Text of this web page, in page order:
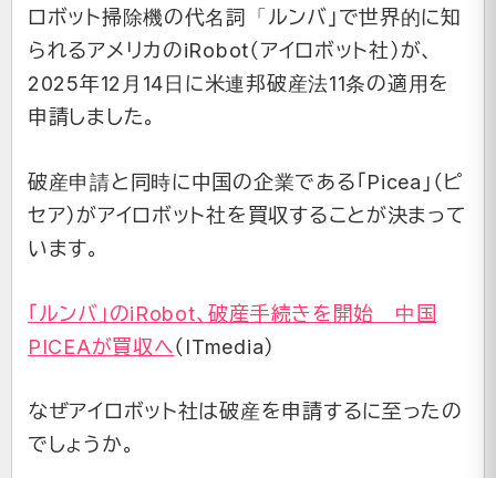
ロボット掃除機の代名詞「ルンバ」で世界的に知
られるアメリカのiRobot（アイロボット社）が、
2025年12月14日に米連邦破産法11条の適用を
申請しました。
破産申請と同時に中国の企業である「Picea」（ピ
セア）がアイロボット社を買収することが決まって
います。
「ルンバ」のiRobot、破産手続きを開始 中国
PICEAが買収へ（ITmedia）
なぜアイロボット社は破産を申請するに至ったの
でしょうか。